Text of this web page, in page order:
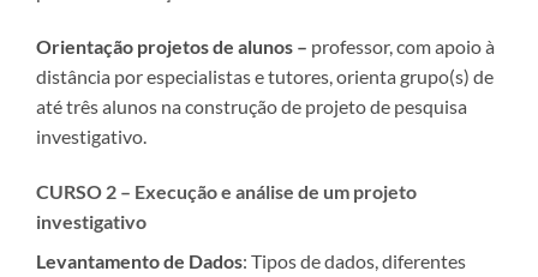
Orientação projetos de alunos – professor, com apoio à
distância por especialistas e tutores, orienta grupo(s) de
até três alunos na construção de projeto de pesquisa
investigativo.
CURSO 2 – Execução e análise de um projeto
investigativo
Levantamento de Dados: Tipos de dados, diferentes